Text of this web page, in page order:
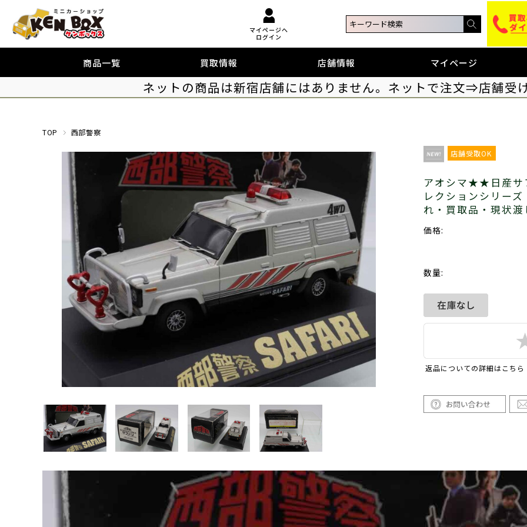
マイページへ
ログイン
商品一覧 買取情報 店舗情報 マイページ
ネットの商品は新宿店舗にはありません。ネットで注文⇒店舗受
TOP 西部警察
店舗受取OK
アオシマ★★日産サ
レクションシリー
れ・買取品・現状渡
価格:
数量:
返品についての詳細はこちら